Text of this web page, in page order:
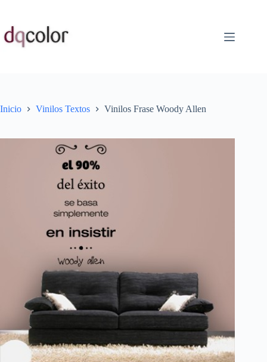
contenido
Inicio Vinilos Textos Vinilos Frase Woody Allen